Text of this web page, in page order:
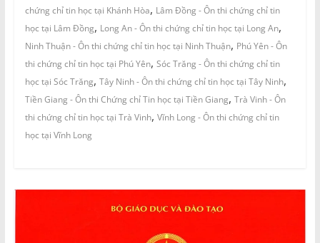
chứng chỉ tin học tại Khánh Hòa, Lâm Đồng - Ôn thi chứng chỉ tin
học tại Lâm Đồng, Long An - Ôn thi chứng chỉ tin học tại Long An,
Ninh Thuận - Ôn thi chứng chỉ tin học tại Ninh Thuận, Phú Yên - Ôn
thi chứng chỉ tin học tại Phú Yên, Sóc Trăng - Ôn thi chứng chỉ tin
học tại Sóc Trăng, Tây Ninh - Ôn thi chứng chỉ tin học tại Tây Ninh,
Tiền Giang - Ôn thi Chứng chỉ Tin học tại Tiền Giang, Trà Vinh - Ôn
thi chứng chỉ tin học tại Trà Vinh, Vĩnh Long - Ôn thi chứng chỉ tin
học tại Vĩnh Long